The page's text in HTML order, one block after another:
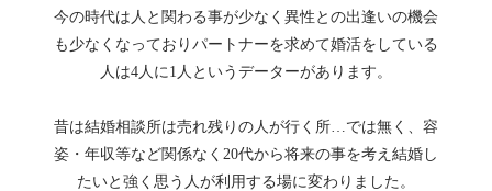
今の時代は人と関わる事が少なく異性との出逢いの機会
も少なくなっておりパートナーを求めて婚活をしている
人は4人に1人というデーターがあります。
昔は結婚相談所は売れ残りの人が行く所…では無く、容
姿・年収等など関係なく20代から将来の事を考え結婚し
たいと強く思う人が利用する場に変わりました。